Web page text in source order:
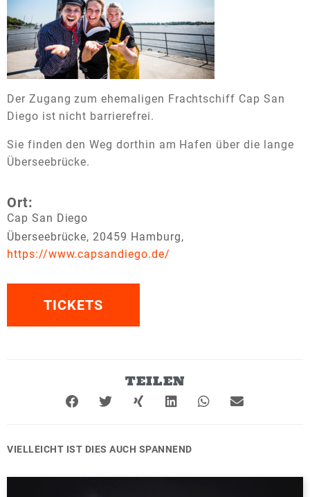
Der Zugang zum ehemaligen Frachtschiff Cap San
Diego ist nicht barrierefrei.
Sie finden den Weg dorthin am Hafen über die lange
Überseebrücke.
Ort:
Cap San Diego
Überseebrücke, 20459 Hamburg,
https://www.capsandiego.de/
TICKETS
TEILEN
VIELLEICHT IST DIES AUCH SPANNEND